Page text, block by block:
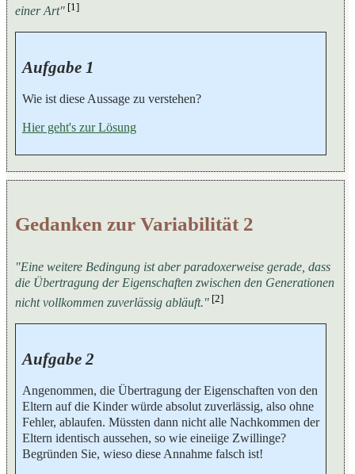
einer Art" [1]
Aufgabe 1
Wie ist diese Aussage zu verstehen?
Hier geht's zur Lösung
Gedanken zur Variabilität 2
"Eine weitere Bedingung ist aber paradoxerweise gerade, dass
die Übertragung der Eigenschaften zwischen den Generationen
nicht vollkommen zuverlässig abläuft." [2]
Aufgabe 2
Angenommen, die Übertragung der Eigenschaften von den
Eltern auf die Kinder würde absolut zuverlässig, also ohne
Fehler, ablaufen. Müssten dann nicht alle Nachkommen der
Eltern identisch aussehen, so wie eineiige Zwillinge?
Begründen Sie, wieso diese Annahme falsch ist!